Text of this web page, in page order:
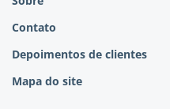
Contato
Depoimentos de clientes
Mapa do site